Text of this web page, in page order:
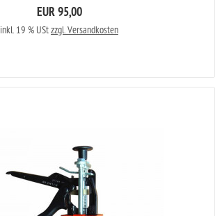
EUR 95,00
inkl. 19 % UStzzgl. Versandkosten